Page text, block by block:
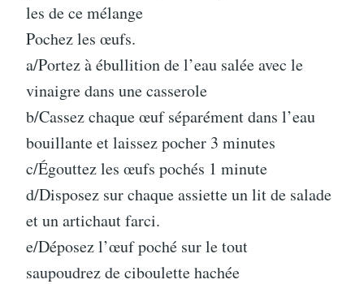
les de ce mélange
Pochez les œufs.
a/Portez à ébullition de l’eau salée avec le
vinaigre dans une casserole
b/Cassez chaque œuf séparément dans l’eau
bouillante et laissez pocher 3 minutes
c/Égouttez les œufs pochés 1 minute
d/Disposez sur chaque assiette un lit de salade
et un artichaut farci.
e/Déposez l’œuf poché sur le tout
saupoudrez de ciboulette hachée